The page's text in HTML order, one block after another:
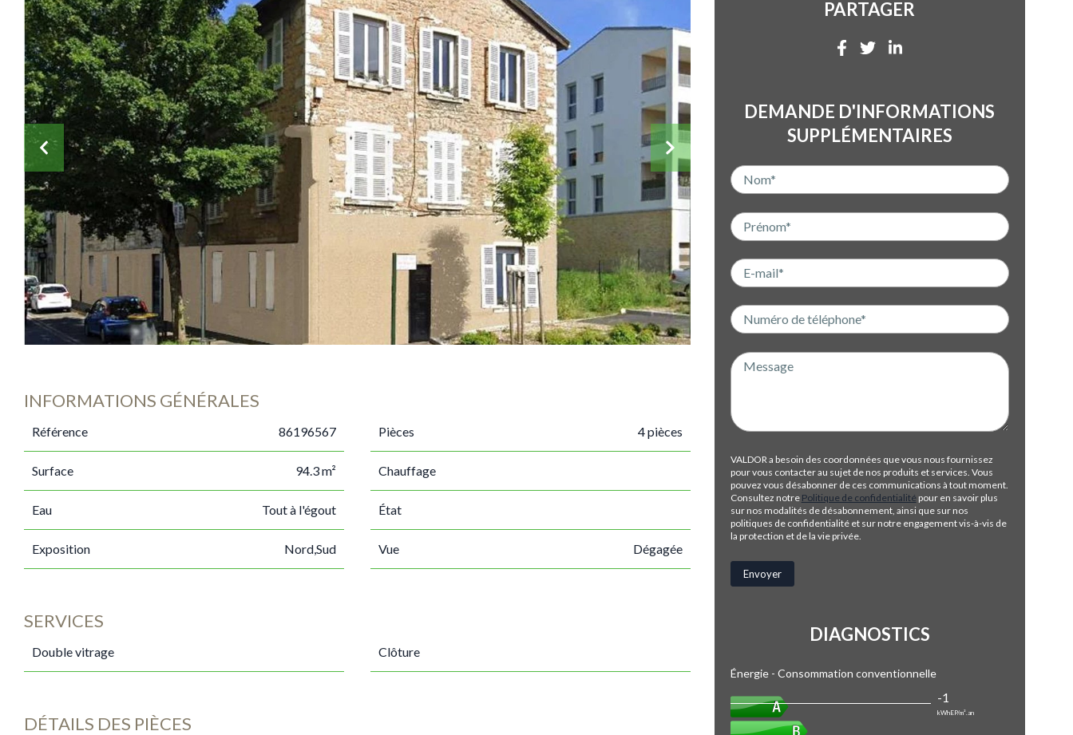
INFORMATIONS GÉNÉRALES
Référence 86196567 Pièces 4 pièces
Surface 94.3 m² Chauffage
Eau Tout à l'égout État
Exposition Nord,Sud Vue Dégagée
SERVICES
Double vitrage Clôture
DÉTAILS DES PIÈCES
PARTAGER
DEMANDE D'INFORMATIONS
SUPPLÉMENTAIRES
VALDOR a besoin des coordonnées que vous nous fournissez
pour vous contacter au sujet de nos produits et services. Vous
pouvez vous désabonner de ces communications à tout moment.
Consultez notre Politique de confidentialité pour en savoir plus
sur nos modalités de désabonnement, ainsi que sur nos
politiques de confidentialité et sur notre engagement vis-à-vis de
la protection et de la vie privée.
DIAGNOSTICS
Énergie - Consommation conventionnelle
-1
kWhEP/m².an